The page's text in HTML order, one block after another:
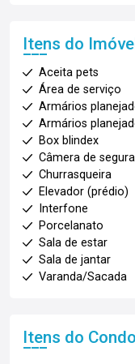
Itens do
Aceita pets
Área de serviço
Armários
Armários
Box blindex
Câmera de
Churrasqueira
Elevador (prédio)
Interfone
Porcelanato
Sala de estar
Sala de jantar
Varanda/Sacada
Itens do